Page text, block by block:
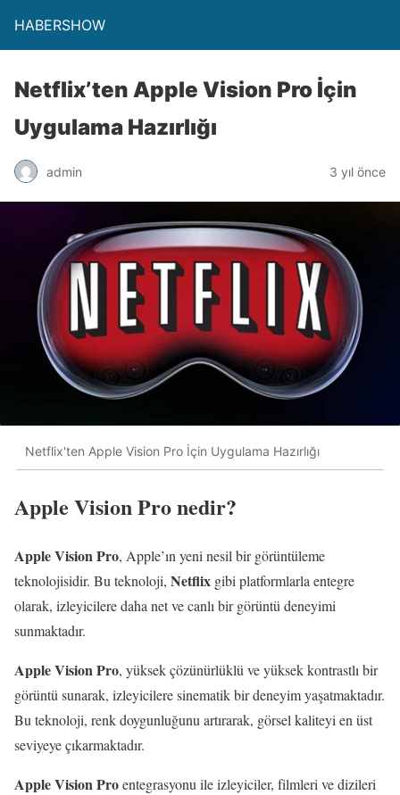
HABERSHOW
Netflix’ten Apple Vision Pro İçin
Uygulama Hazırlığı
admin 3 yıl önce
Netflix'ten Apple Vision Pro İçin Uygulama Hazırlığı
Apple Vision Pro nedir?
Apple Vision Pro, Apple’ın yeni nesil bir görüntüleme
teknolojisidir. Bu teknoloji, Netflix gibi platformlarla entegre
olarak, izleyicilere daha net ve canlı bir görüntü deneyimi
sunmaktadır.
Apple Vision Pro, yüksek çözünürlüklü ve yüksek kontrastlı bir
görüntü sunarak, izleyicilere sinematik bir deneyim yaşatmaktadır.
Bu teknoloji, renk doygunluğunu artırarak, görsel kaliteyi en üst
seviyeye çıkarmaktadır.
Apple Vision Proentegrasyonu ile izleyiciler, filmleri ve dizileri